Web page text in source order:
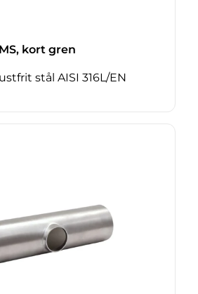
kort gren
stål AISI 316L/EN